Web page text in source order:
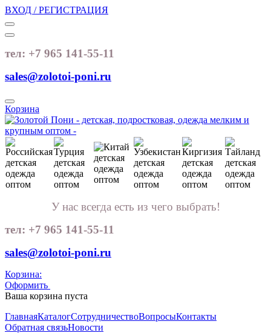
ВХОД / РЕГИСТРАЦИЯ
тел: +7 965 141-55-11
sales@zolotoi-poni.ru
Корзина
У нас всегда есть из чего выбрать!
тел: +7 965 141-55-11
sales@zolotoi-poni.ru
Корзина:
Оформить
Ваша корзина пуста
ГлавнаяКаталогСотрудничествоВопросыКонтакты
Обратная связьНовости